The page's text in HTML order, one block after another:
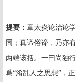
提要 ： 章太炎论治论
同；真谛俗谛，乃亦
两端该括。一曰尚独
爲“淆乱人之思想”，